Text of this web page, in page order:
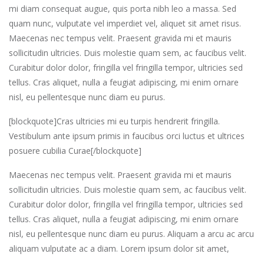
mi diam consequat augue, quis porta nibh leo a massa. Sed
quam nunc, vulputate vel imperdiet vel, aliquet sit amet risus.
Maecenas nec tempus velit. Praesent gravida mi et mauris
sollicitudin ultricies. Duis molestie quam sem, ac faucibus velit.
Curabitur dolor dolor, fringilla vel fringilla tempor, ultricies sed
tellus. Cras aliquet, nulla a feugiat adipiscing, mi enim ornare
nisl, eu pellentesque nunc diam eu purus.
[blockquote]Cras ultricies mi eu turpis hendrerit fringilla.
Vestibulum ante ipsum primis in faucibus orci luctus et ultrices
posuere cubilia Curae[/blockquote]
Maecenas nec tempus velit. Praesent gravida mi et mauris
sollicitudin ultricies. Duis molestie quam sem, ac faucibus velit.
Curabitur dolor dolor, fringilla vel fringilla tempor, ultricies sed
tellus. Cras aliquet, nulla a feugiat adipiscing, mi enim ornare
nisl, eu pellentesque nunc diam eu purus. Aliquam a arcu ac arcu
aliquam vulputate ac a diam. Lorem ipsum dolor sit amet,